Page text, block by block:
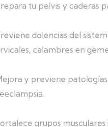
tu pelvis y caderas
dolencias del
calambres en
y previene
grupos